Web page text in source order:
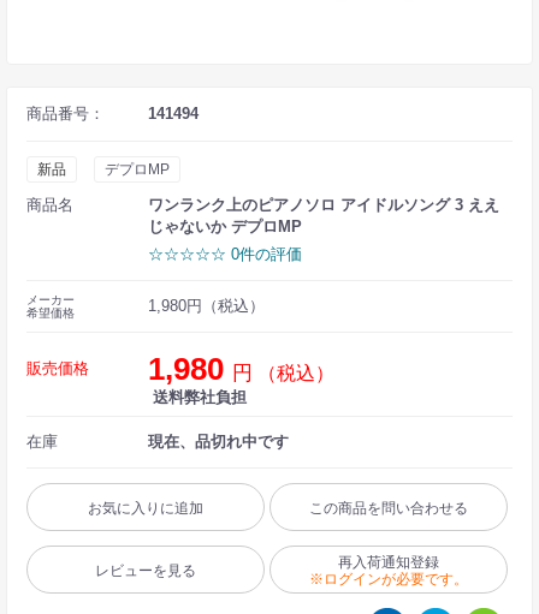
商品番号： 141494
新品 デプロMP
商品名
ワンランク上のピアノソロ アイドルソング 3 ええ
じゃないか デプロMP
☆☆☆☆☆ 0件の評価
メーカー
希望価格
1,980円（税込）
販売価格 1,980 円 （税込）
送料弊社負担
在庫 現在、品切れ中です
お気に入りに追加 この商品を問い合わせる
レビューを見る
再入荷通知登録
※ログインが必要です。